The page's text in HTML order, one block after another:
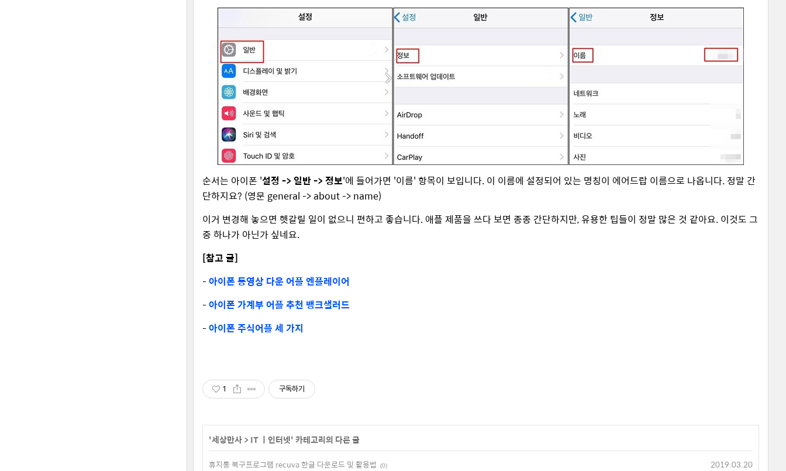
순서는 아이폰 '설정 -> 일반 -> 정보'에 들어가면 '이름' 항목이 보입니다. 이 이름에 설정되어 있는 명칭이 에어드랍 이름으로 나옵니다. 정말 간
단하지요? (영문 general -> about -> name)
이거 변경해 놓으면 헷갈릴 일이 없으니 편하고 좋습니다. 애플 제품을 쓰다 보면 종종 간단하지만, 유용한 팁들이 정말 많은 것 같아요. 이것도 그
중 하나가 아닌가 싶네요.
[참고 글]
- 아이폰 동영상 다운 어플 엔플레이어
- 아이폰 가계부 어플 추천 뱅크샐러드
- 아이폰 주식어플 세 가지
1 구독하기
'세상만사> IT ㅣ인터넷' 카테고리의 다른 글
휴지통 복구프로그램 recuva 한글 다운로드 및 활용법 (0)
2019.03.20